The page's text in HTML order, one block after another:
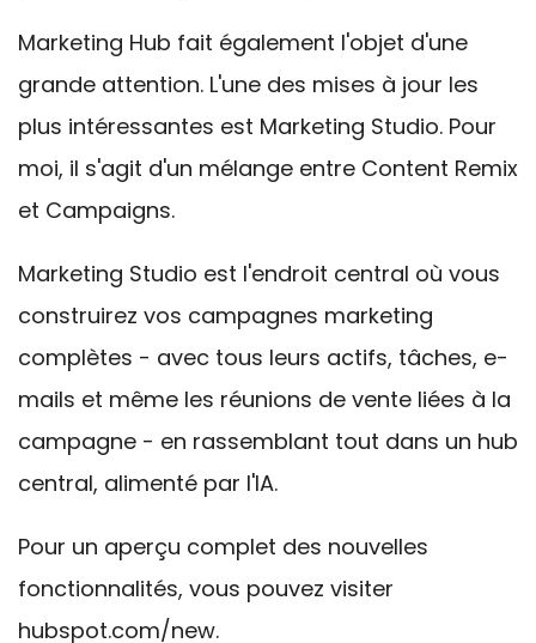
Marketing Hub fait également l'objet d'une
grande attention. L'une des mises à jour les
plus intéressantes est Marketing Studio. Pour
moi, il s'agit d'un mélange entre Content Remix
et Campaigns.
Marketing Studio est l'endroit central où vous
construirez vos campagnes marketing
complètes - avec tous leurs actifs, tâches, e-
mails et même les réunions de vente liées à la
campagne - en rassemblant tout dans un hub
central, alimenté par l'IA.
Pour un aperçu complet des nouvelles
fonctionnalités, vous pouvez visiter
hubspot.com/new.